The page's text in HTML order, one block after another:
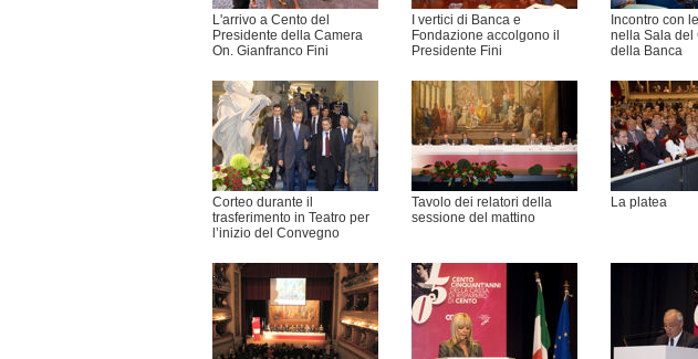
L'arrivo a Cento del
Presidente della Camera
On. Gianfranco Fini
I vertici di Banca e
Fondazione accolgono il
Presidente Fini
Incontro con
nella Sala del
della Banca
Corteo durante il
trasferimento in Teatro per
l’inizio del Convegno
Tavolo dei relatori della
sessione del mattino
La platea